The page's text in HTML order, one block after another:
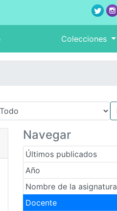
Colecciones
Navegar
Últimos publicados
Año
Nombre de la asignatura
Docente